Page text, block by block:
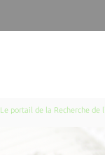
Le portail de la Recherche de